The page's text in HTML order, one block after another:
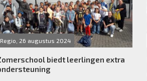
Regio, 26 augustus 2024
biedt leerlingen extra